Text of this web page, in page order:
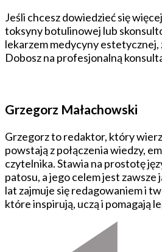
Jeśli chcesz dowiedzieć się
toksyny botulinowej lub
lekarzem medycyny estetycznej,
Dobosz na profesjonalną
Grzegorz Małachowski
Grzegorz to redaktor, który
powstają z połączenia wiedzy,
czytelnika. Stawia na prostotę
patosu, a jego celem jest zawsze
lat zajmuje się redagowaniem i
które inspirują, uczą i pomagają